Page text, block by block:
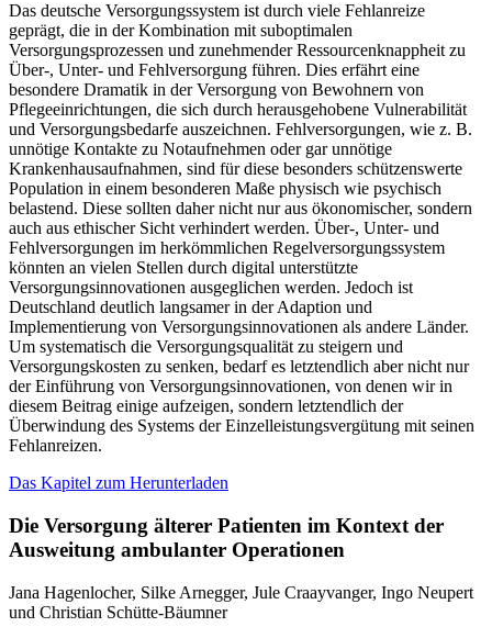
Das deutsche Versorgungssystem ist durch viele Fehlanreize
geprägt, die in der Kombination mit suboptimalen
Versorgungsprozessen und zunehmender Ressourcenknappheit zu
Über-, Unter- und Fehlversorgung führen. Dies erfährt eine
besondere Dramatik in der Versorgung von Bewohnern von
Pflegeeinrichtungen, die sich durch herausgehobene Vulnerabilität
und Versorgungsbedarfe auszeichnen. Fehlversorgungen, wie z. B.
unnötige Kontakte zu Notaufnehmen oder gar unnötige
Krankenhausaufnahmen, sind für diese besonders schützenswerte
Population in einem besonderen Maße physisch wie psychisch
belastend. Diese sollten daher nicht nur aus ökonomischer, sondern
auch aus ethischer Sicht verhindert werden. Über-, Unter- und
Fehlversorgungen im herkömmlichen Regelversorgungssystem
könnten an vielen Stellen durch digital unterstützte
Versorgungsinnovationen ausgeglichen werden. Jedoch ist
Deutschland deutlich langsamer in der Adaption und
Implementierung von Versorgungsinnovationen als andere Länder.
Um systematisch die Versorgungsqualität zu steigern und
Versorgungskosten zu senken, bedarf es letztendlich aber nicht nur
der Einführung von Versorgungsinnovationen, von denen wir in
diesem Beitrag einige aufzeigen, sondern letztendlich der
Überwindung des Systems der Einzelleistungsvergütung mit seinen
Fehlanreizen.
Das Kapitel zum Herunterladen
Die Versorgung älterer Patienten im Kontext der
Ausweitung ambulanter Operationen
Jana Hagenlocher, Silke Arnegger, Jule Craayvanger, Ingo Neupert
und Christian Schütte-Bäumner